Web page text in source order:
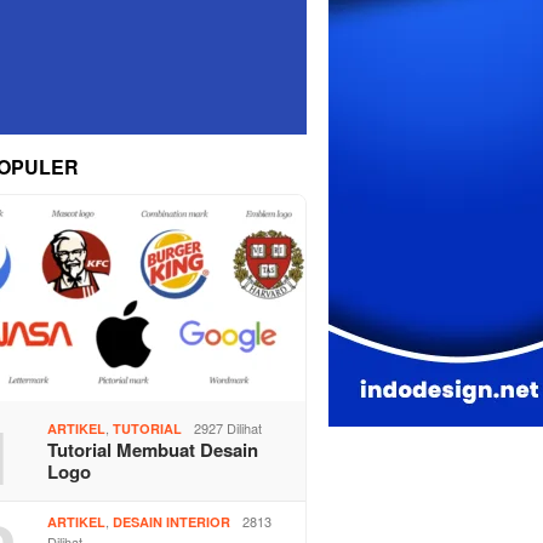
ARTIKEL ,TUTORIAL 2927 Dilihat
Tutorial Membuat Desain
Logo
ARTIKEL ,DESAIN INTERIOR
2813